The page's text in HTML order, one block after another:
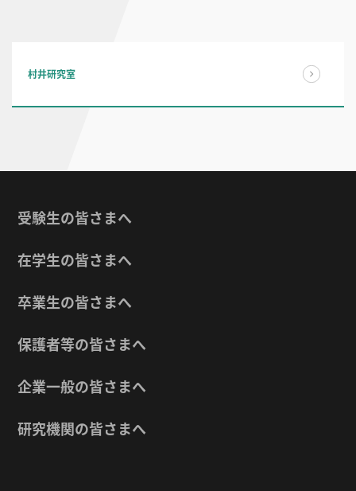
村井研究室
受験生の皆さまへ
在学生の皆さまへ
卒業生の皆さまへ
保護者等の皆さまへ
企業一般の皆さまへ
研究機関の皆さまへ